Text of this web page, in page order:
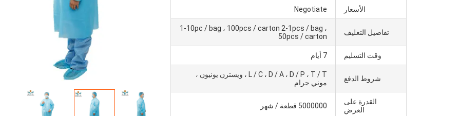
الأسعار Negotiate
تفاصيل التغليف
1-10pc / bag ، 100pcs / carton 2-1pcs / bag ،
50pcs / carton
وقت التسليم 7 أيام
شروط الدفع
L / C ، D / A ، D / P ، T / T ، ويسترن يونيون ،
موني جرام
القدرة على
العرض
5000000 قطعة / شهر